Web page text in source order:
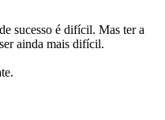
sucesso é difícil. Mas ter a
ainda mais difícil.